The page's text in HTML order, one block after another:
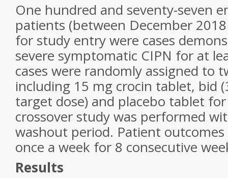
One hundred and seventy-seven
patients (between December
for study entry were cases
severe symptomatic CIPN for at
cases were randomly assigned to
including 15 mg crocin tablet, bid
target dose) and placebo tablet
crossover study was performed
washout period. Patient
once a week for 8 consecutive
Results